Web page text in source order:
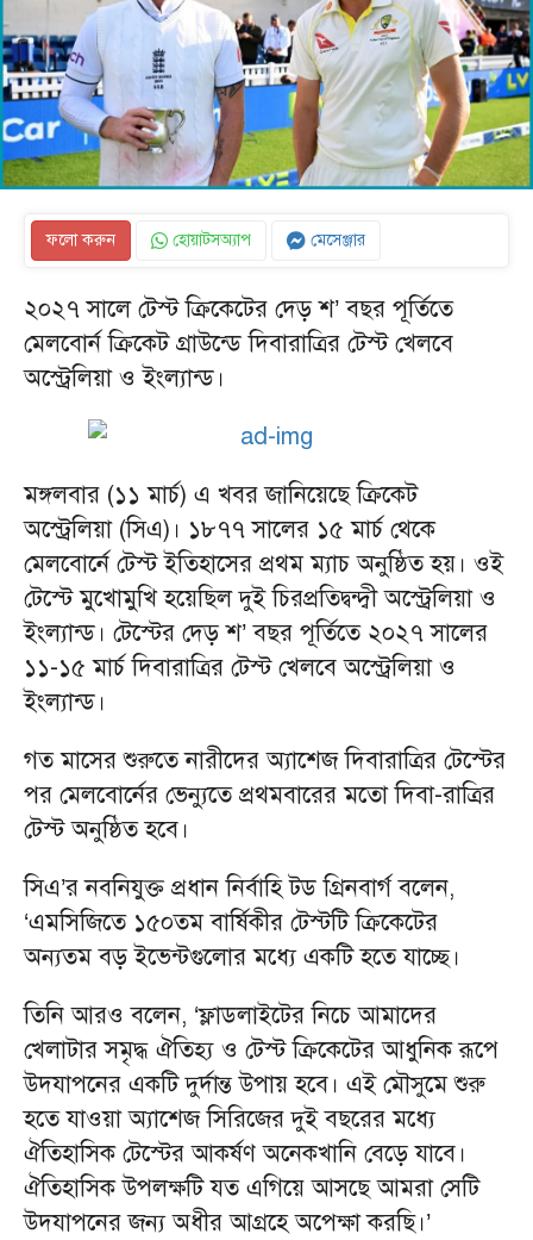
ফলো করুন হোয়াটসঅ্যাপ মেসেঞ্জার
২০২৭ সালে টেস্ট ক্রিকেটের দেড় শ’ বছর পূর্তিতে
মেলবোর্ন ক্রিকেট গ্রাউন্ডে দিবারাত্রির টেস্ট খেলবে
অস্ট্রেলিয়া ও ইংল্যান্ড।
মঙ্গলবার (১১ মার্চ) এ খবর জানিয়েছে ক্রিকেট
অস্ট্রেলিয়া (সিএ)। ১৮৭৭ সালের ১৫ মার্চ থেকে
মেলবোর্নে টেস্ট ইতিহাসের প্রথম ম্যাচ অনুষ্ঠিত হয়। ওই
টেস্টে মুখোমুখি হয়েছিল দুই চিরপ্রতিদ্বন্দ্বী অস্ট্রেলিয়া ও
ইংল্যান্ড। টেস্টের দেড় শ’ বছর পূর্তিতে ২০২৭ সালের
১১-১৫ মার্চ দিবারাত্রির টেস্ট খেলবে অস্ট্রেলিয়া ও
ইংল্যান্ড।
গত মাসের শুরুতে নারীদের অ্যাশেজ দিবারাত্রির টেস্টের
পর মেলবোর্নের ভেন্যুতে প্রথমবারের মতো দিবা-রাত্রির
টেস্ট অনুষ্ঠিত হবে।
সিএ’র নবনিযুক্ত প্রধান নির্বাহি টড গ্রিনবার্গ বলেন,
‘এমসিজিতে ১৫০তম বার্ষিকীর টেস্টটি ক্রিকেটের
অন্যতম বড় ইভেন্টগুলোর মধ্যে একটি হতে যাচ্ছে।
তিনি আরও বলেন, ‘ফ্লাডলাইটের নিচে আমাদের
খেলাটার সমৃদ্ধ ঐতিহ্য ও টেস্ট ক্রিকেটের আধুনিক রূপে
উদযাপনের একটি দুর্দান্ত উপায় হবে। এই মৌসুমে শুরু
হতে যাওয়া অ্যাশেজ সিরিজের দুই বছরের মধ্যে
ঐতিহাসিক টেস্টের আকর্ষণ অনেকখানি বেড়ে যাবে।
ঐতিহাসিক উপলক্ষটি যত এগিয়ে আসছে আমরা সেটি
উদযাপনের জন্য অধীর আগ্রহে অপেক্ষা করছি।’